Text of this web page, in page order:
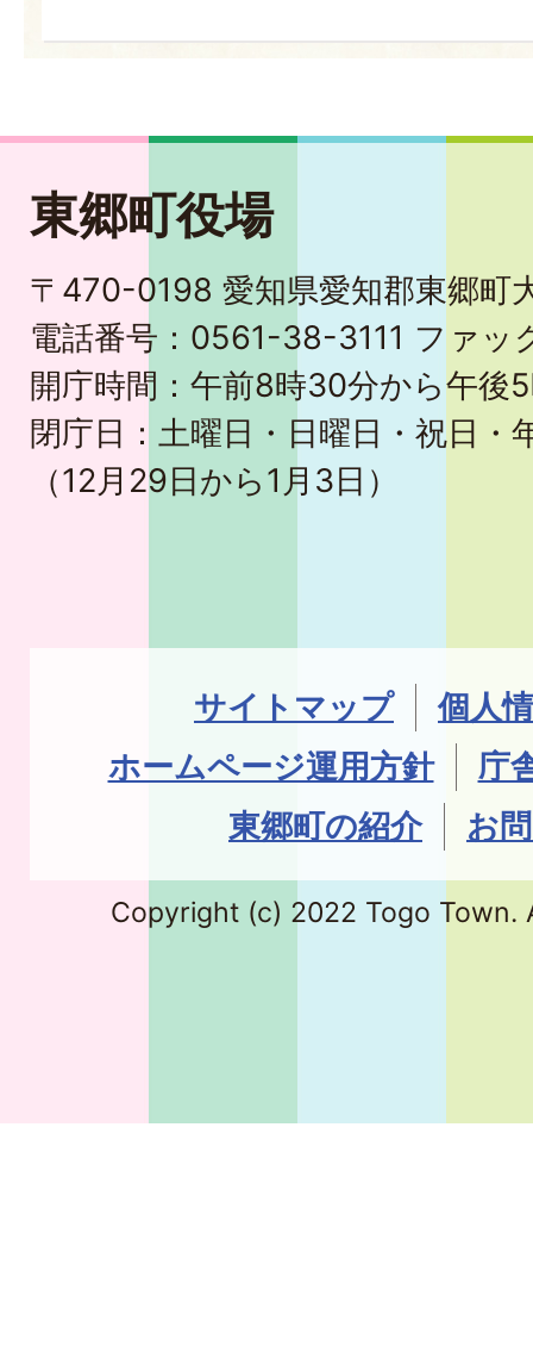
東郷町役場
〒470-0198 愛知県愛知郡東郷町
電話番号：0561-38-3111 ファ
開庁時間：午前8時30分から午後
閉庁日：土曜日・日曜日・祝日・
（12月29日から1月3日）
サイトマップ
個人
ホームページ運用方針
庁
東郷町の紹介
お
Copyright (c) 2022 Togo Town.